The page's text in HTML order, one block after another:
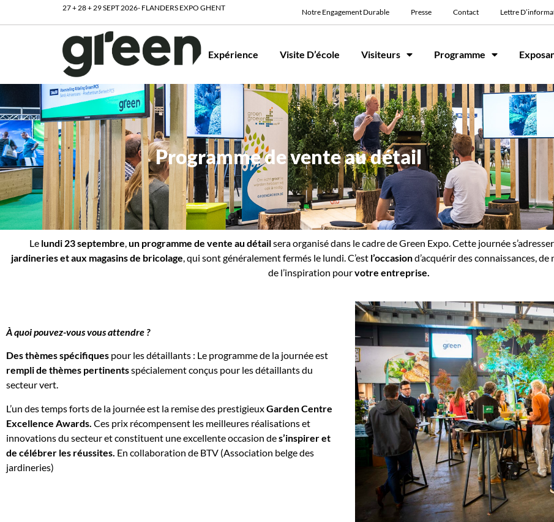
27 + 28 + 29 SEPT 2026- FLANDERS EXPO GHENT Notre Engagement Durable Presse Contact Lettre
Expérience Visite D’école Visiteurs Programme
Programme de vente au détail
Le lundi 23 septembre,un programme de vente au détailsera organisé dans le cadre de Green Expo. Cette journée
jardineries et aux magasins de bricolage, qui sont généralement fermés le lundi. C’est l’occasiond’acquérir des connaissances,
de l’inspiration pourvotre entreprise.
À quoi pouvez-vous vous attendre ?
Des thèmes spécifiques pour les détaillants : Le programme de la journée est
rempli de thèmes pertinentsspécialement conçus pour les détaillants du
secteur vert.
L’un des temps forts de la journée est la remise des prestigieuxGarden Centre
Excellence Awards. Ces prix récompensent les meilleures réalisations et
innovations du secteur et constituent une excellente occasion des’inspirer et
de célébrer les réussites. En collaboration de BTV (Association belge des
jardineries)